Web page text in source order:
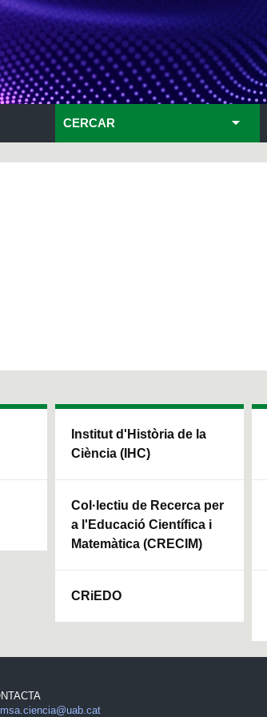
CERCAR
Institut d'Història de la
Ciència (IHC)
Col·lectiu de Recerca per
a l'Educació Científica i
Matemàtica (CRECIM)
CRiEDO